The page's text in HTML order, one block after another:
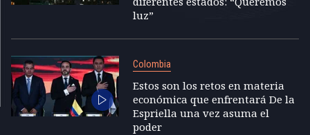
luz”
Colombia
Estos son los retos en materia
económica que enfrentará De la
Espriella una vez asuma el
poder